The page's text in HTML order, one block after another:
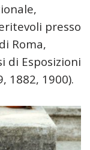
presso
Roma,
di Esposizioni
1882, 1900).